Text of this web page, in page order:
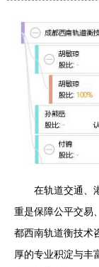
在轨道交通、
重是保障公平交易
都西南轨道衡技术
厚的专业积淀与丰